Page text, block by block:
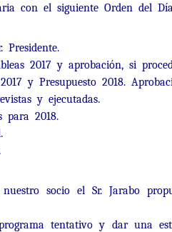
con el siguiente Orden del
Presidente.
2017 y aprobación, si
y Presupuesto 2018.
y ejecutadas.
para 2018.
nuestro socio el Sr. Jarabo
tentativo y dar una